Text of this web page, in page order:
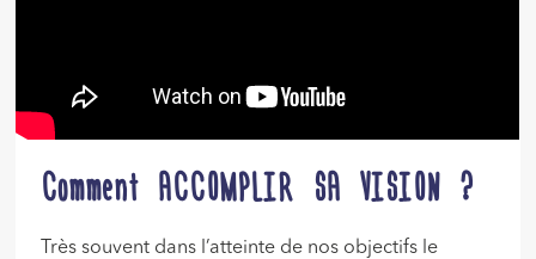
Comment ACCOMPLIR SA VISION ?
Très souvent dans l’atteinte de nos objectifs le